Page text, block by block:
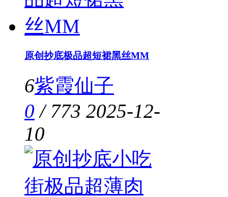
原创抄底极品超短裙黑丝MM
6紫霞仙子
0 / 773 2025-12-
10